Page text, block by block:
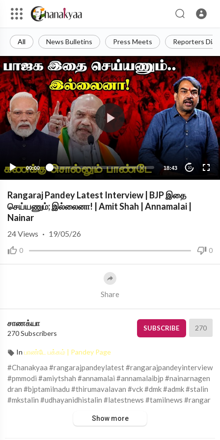
All News Bulletins Press Meets Reporters
00:00 18:43 10
Rangaraj Pandey Latest Interview | BJP இதை
செய்யணும்; இல்லைனா! | Amit Shah | Annamalai |
Nainar
0 0
24Views · 19/05/26
Share
சாணக்யா
270 Subscribers
SUBSCRIBE 270
In பாண்டே பக்கம் | Pandey Page
#Chanakyaa #rangarajpandeylatest #rangarajpandeyinterview
#pmmodi #amiytshah #annamalai #annamalaibjp #nainarnagen
dran #bjptamilnadu #thirumavalavan #vck #dmk #admk #stalin
#mkstalin #udhayanidhistalin #latestnews #tamilnews #rangar
st #ChanakyaaDigitalNews #ChanakyaaChannel
Show more